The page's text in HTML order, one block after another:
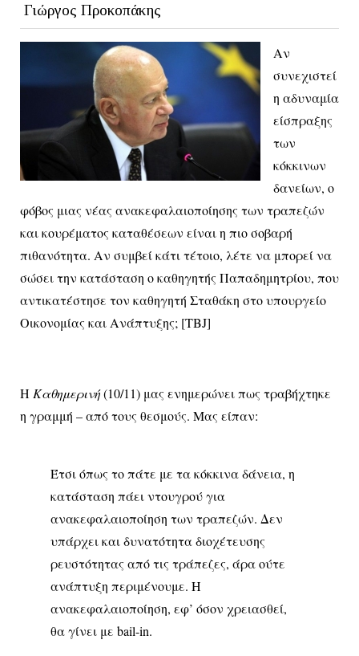
Γιώργος Προκοπάκης
Αν
συνεχιστεί
η αδυναμία
είσπραξης
των
κόκκινων
δανείων, ο
φόβος μιας νέας ανακεφαλαιοποίησης των τραπεζών
και κουρέματος καταθέσεων είναι η πιο σοβαρή
πιθανότητα. Αν συμβεί κάτι τέτοιο, λέτε να μπορεί να
σώσει την κατάσταση ο καθηγητής Παπαδημητρίου, που
αντικατέστησε τον καθηγητή Σταθάκη στο υπουργείο
Οικονομίας και Ανάπτυξης; [TBJ]
Η Καθημερινή(10/11) μας ενημερώνει πως τραβήχτηκε
η γραμμή – από τους θεσμούς. Μας είπαν:
Έτσι όπως το πάτε με τα κόκκινα δάνεια, η
κατάσταση πάει ντουγρού για
ανακεφαλαιοποίηση των τραπεζών. Δεν
υπάρχει και δυνατότητα διοχέτευσης
ρευστότητας από τις τράπεζες, άρα ούτε
ανάπτυξη περιμένουμε. Η
ανακεφαλαιοποίηση, εφ’ όσον χρειασθεί,
θα γίνει με bail-in.